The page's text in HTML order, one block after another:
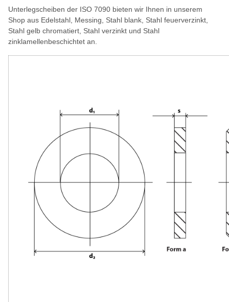
Unterlegscheiben der ISO 7090 bieten wir Ihnen in unserem
Shop aus Edelstahl, Messing, Stahl blank, Stahl feuerverzinkt,
Stahl gelb chromatiert, Stahl verzinkt und Stahl
zinklamellenbeschichtet an.